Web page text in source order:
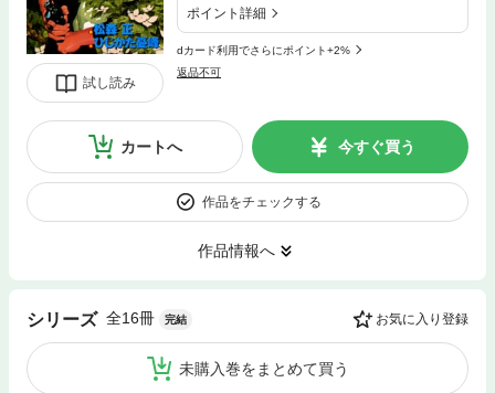
試し読み
ポイント詳細
dカード利用でさらにポイント+2%
返品不可
カートへ 今すぐ買う
作品をチェックする
作品情報へ
シリーズ 全16冊 完結 お気に入り登録
未購入巻をまとめて買う